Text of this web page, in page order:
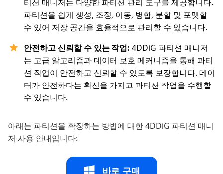
티션 매니저는 다양한 파티션 관리 도구를 제공합니다.
파티션을 쉽게 생성, 조정, 이동, 병합, 분할 및 포맷할
수 있어 저장 공간을 효율적으로 관리할 수 있습니다.
안전하고 신뢰할 수 있는 작업: 4DDiG 파티션 매니저
는 고급 알고리즘과 데이터 보호 메커니즘을 통해 파티
션 작업이 안전하고 신뢰할 수 있도록 보장합니다. 데이
터가 안전하다는 확신을 가지고 파티션 작업을 수행할
수 있습니다.
아래는 파티션을 확장하는 방법에 대한 4DDiG 파티션 매니
저 사용 안내입니다:
바로 구매